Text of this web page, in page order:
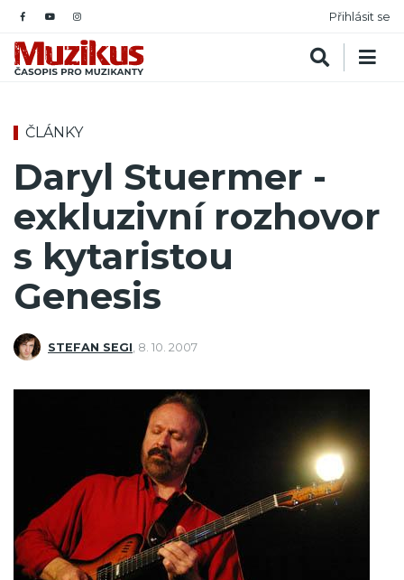
Přihlásit se
ČLÁNKY
Daryl Stuermer -
exkluzivní rozhovor
s kytaristou
Genesis
STEFAN SEGI 8. 10. 2007